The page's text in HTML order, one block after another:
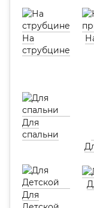
На
струбцине
Для
спальни
Для